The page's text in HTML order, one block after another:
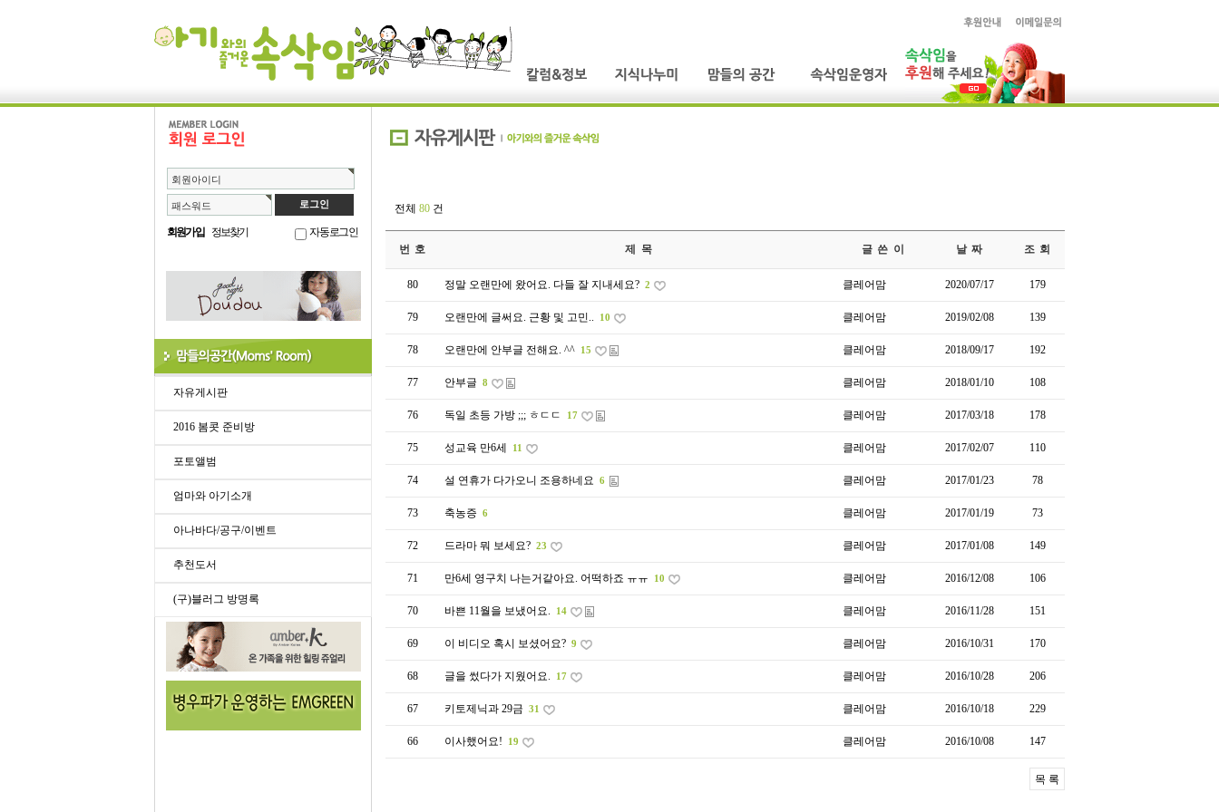
회원아이디
패스워드
회원가입 정보찾기 자동로그인
자유게시판
2016 봄콧 준비방
포토앨범
엄마와 아기소개
아나바다/공구/이벤트
추천도서
(구)블러그 방명록
전체 80 건
번 호 제 목 글 쓴 이 날 짜 조 회
80 정말 오랜만에 왔어요. 다들 잘 지내세요? 2 클레어맘 2020/07/17 179
79 오랜만에 글써요. 근황 및 고민.. 10 클레어맘 2019/02/08 139
78 오랜만에 안부글 전해요. ^^ 15 클레어맘 2018/09/17 192
77 안부글 8 클레어맘 2018/01/10 108
76 독일 초등 가방 ;;; ㅎㄷㄷ 17 클레어맘 2017/03/18 178
75 성교육 만6세 11 클레어맘 2017/02/07 110
74 설 연휴가 다가오니 조용하네요 6 클레어맘 2017/01/23 78
73 축농증 6 클레어맘 2017/01/19 73
72 드라마 뭐 보세요? 23 클레어맘 2017/01/08 149
71 만6세 영구치 나는거같아요. 어떡하죠 ㅠㅠ 10 클레어맘 2016/12/08 106
70 바쁜 11월을 보냈어요. 14 클레어맘 2016/11/28 151
69 이 비디오 혹시 보셨어요? 9 클레어맘 2016/10/31 170
68 글을 썼다가 지웠어요. 17 클레어맘 2016/10/28 206
67 키토제닉과 29금 31 클레어맘 2016/10/18 229
66 이사했어요! 19 클레어맘 2016/10/08 147
목 록